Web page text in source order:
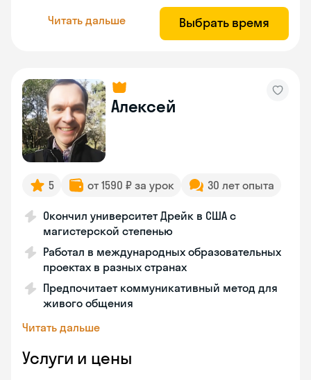
Читать дальше Выбрать время
Алексей
5 от 1590 ₽ за урок 30 лет опыта
Окончил университет Дрейк в США с
магистерской степенью
Работал в международных образовательных
проектах в разных странах
Предпочитает коммуникативный метод для
живого общения
Читать дальше
Услуги и цены